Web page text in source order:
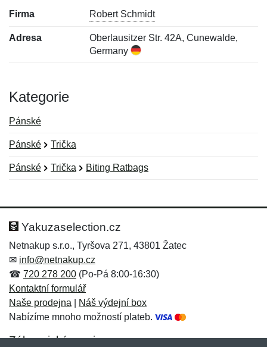
Firma Robert Schmidt
Adresa
Oberlausitzer Str. 42A, Cunewalde,
Germany
Kategorie
Pánské
Pánské Trička
Pánské Trička Biting Ratbags
Hodnocení:
Jméno: *
Jméno:
E-mail:*
Yakuzaselection.cz
Netnakup s.r.o., Tyršova 271, 43801 Žatec
✉ info@netnakup.cz
☎ 720 278 200 (Po-Pá 8:00-16:30)
Kontaktní formulář
Naše prodejna
Náš výdejní box
Nabízíme mnoho možností plateb.
Zákaznický servis